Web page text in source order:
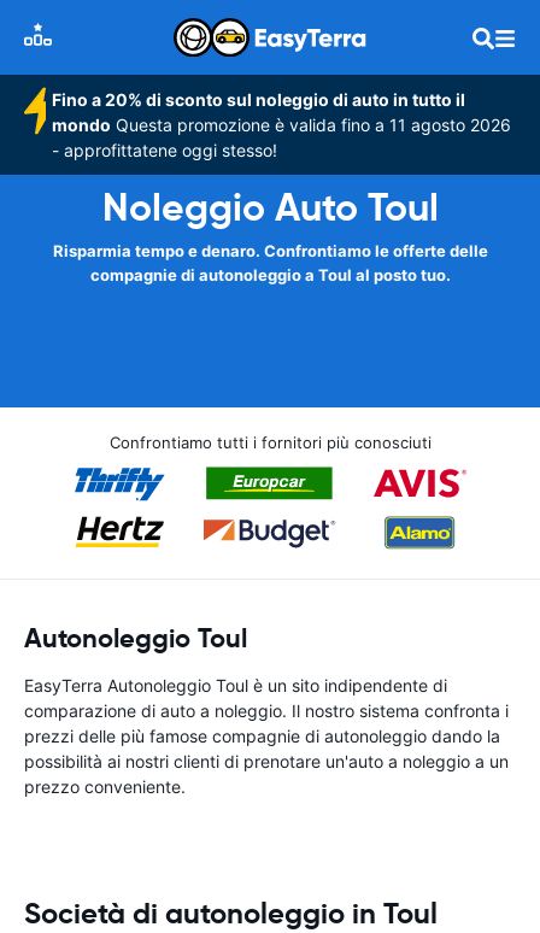
Fino a 20% di sconto sul noleggio di auto in tutto il
mondo Questa promozione è valida fino a 11 agosto 2026
- approfittatene oggi stesso!
Noleggio Auto Toul
Risparmia tempo e denaro. Confrontiamo le offerte delle
compagnie di autonoleggio a Toul al posto tuo.
Confrontiamo tutti i fornitori più conosciuti
Autonoleggio Toul
EasyTerra Autonoleggio Toul è un sito indipendente di
comparazione di auto a noleggio. Il nostro sistema confronta i
prezzi delle più famose compagnie di autonoleggio dando la
possibilità ai nostri clienti di prenotare un'auto a noleggio a un
prezzo conveniente.
Società di autonoleggio in Toul